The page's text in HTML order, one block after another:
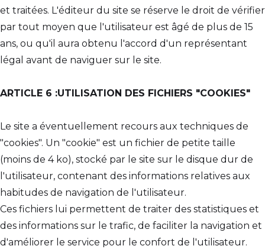
et traitées. L'éditeur du site se réserve le droit de vérifier
par tout moyen que l'utilisateur est âgé de plus de 15
ans, ou qu'il aura obtenu l'accord d'un représentant
légal avant de naviguer sur le site.
ARTICLE 6 :UTILISATION DES FICHIERS "COOKIES"
Le site a éventuellement recours aux techniques de
"cookies". Un "cookie" est un fichier de petite taille
(moins de 4 ko), stocké par le site sur le disque dur de
l'utilisateur, contenant des informations relatives aux
habitudes de navigation de l'utilisateur.
Ces fichiers lui permettent de traiter des statistiques et
des informations sur le trafic, de faciliter la navigation et
d'améliorer le service pour le confort de l'utilisateur.